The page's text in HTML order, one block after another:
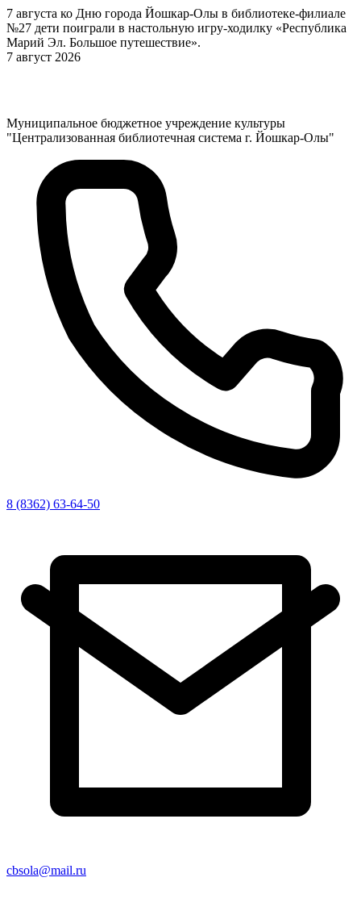
7 августа ко Дню города Йошкар-Олы в библиотеке-филиале
№27 дети поиграли в настольную игру-ходилку «Республика
Марий Эл. Большое путешествие».
7 август 2026
Муниципальное бюджетное учреждение культуры
"Централизованная библиотечная система г. Йошкар-Олы"
8 (8362) 63-64-50
cbsola@mail.ru